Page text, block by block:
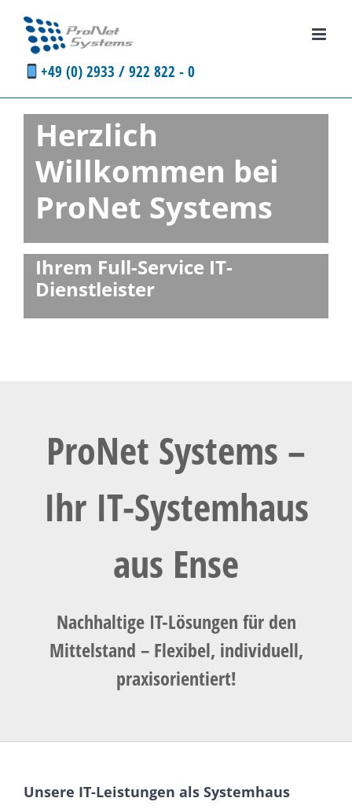
Inhalt
springen
+49 (0) 2933 / 922 822 - 0
Herzlich
Willkommen bei
ProNet Systems
Ihrem Full-Service IT-
Dienstleister
ProNet Systems –
Ihr IT-Systemhaus
aus Ense
Nachhaltige IT-Lösungen für den
Mittelstand – Flexibel, individuell,
praxisorientiert!
Unsere IT-Leistungen als Systemhaus